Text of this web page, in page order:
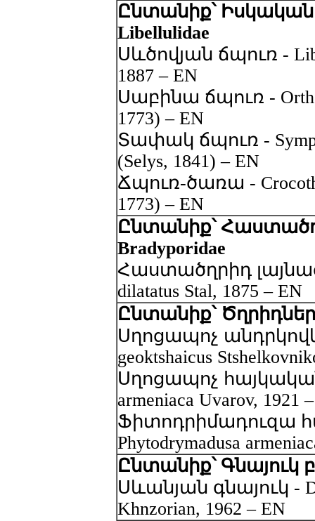
Ընտանիք՝ Իսկական
Libellulidae
Սևծովյան ճպուռ -
1887 – EN
Սաբինա ճպուռ -
1773) – EN
Տափակ ճպուռ -
(Selys, 1841) – EN
Ճպուռ-ծառա -
1773) – EN
Ընտանիք՝
Bradyporidae
Հաստածղրիդ
dilatatus Stal, 1875 – EN
Ընտանիք՝ Ծղրիդներ
Սղոցապոչ
geoktshaicus
Սղոցապոչ հայկական
armeniaca Uvarov, 1921
Ֆիտոդրիմադուզա
Phytodrymadusa
Ընտանիք՝ Գնայուկ
Սևանյան գնայուկ -
Khnzorian, 1962 – EN